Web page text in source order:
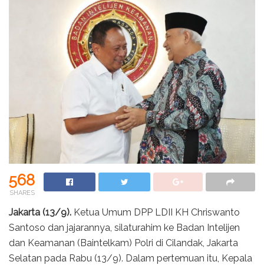
568
SHARES
Jakarta (13/9). Ketua Umum DPP LDII KH Chriswanto
Santoso dan jajarannya, silaturahim ke Badan Intelijen
dan Keamanan (Baintelkam) Polri di Cilandak, Jakarta
Selatan pada Rabu (13/9). Dalam pertemuan itu, Kepala